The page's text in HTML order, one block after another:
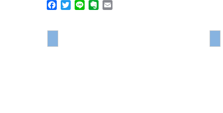
FacebookTwitterLine Evernote